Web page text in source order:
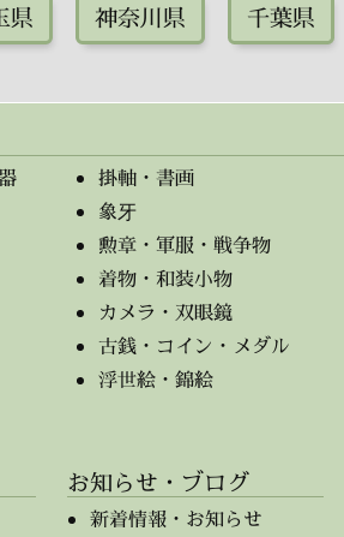
県 神奈川県 千葉県
掛軸・書画
象牙
勲章・軍服・戦争物
着物・和装小物
カメラ・双眼鏡
古銭・コイン・メダル
浮世絵・錦絵
お知らせ・ブログ
新着情報・お知らせ